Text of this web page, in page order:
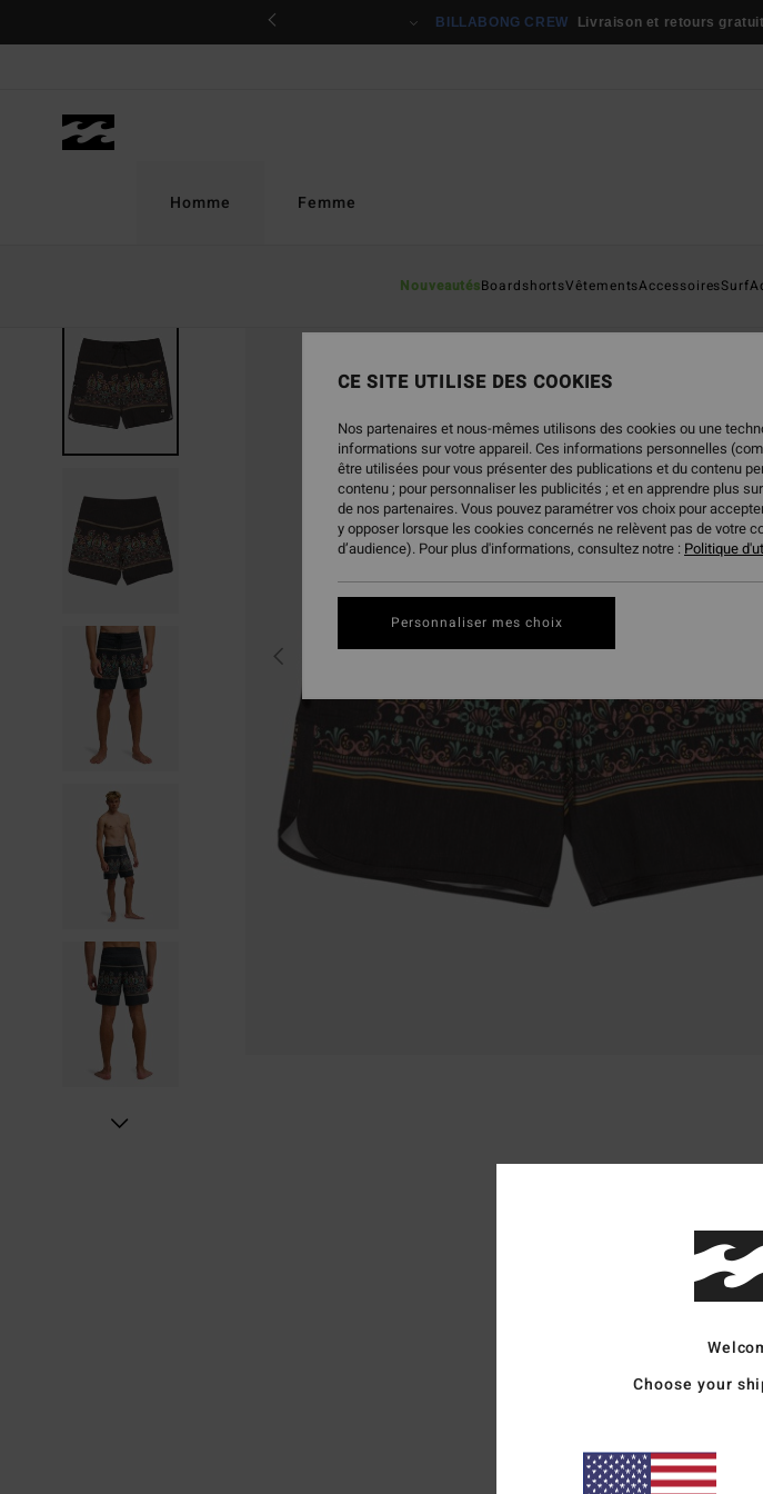
BILLABONG CREW Livraison et retours
Homme
NouveautésBoardshortsVêtementsAccessoiresSurf
Femme
Choose your
CE SITE UTILISE DES COOKIES
Nos partenaires et nous-mêmes utilisons des cookies ou une
informations sur votre appareil. Ces informations personnelles
être utilisées pour vous présenter des publications et du contenu
contenu ; pour personnaliser les publicités ; et en apprendre plus
de nos partenaires. Vous pouvez paramétrer vos choix pour
y opposer lorsque les cookies concernés ne relèvent pas de votre
d’audience). Pour plus d'informations, consultez notre : Politique
Personnaliser mes choix